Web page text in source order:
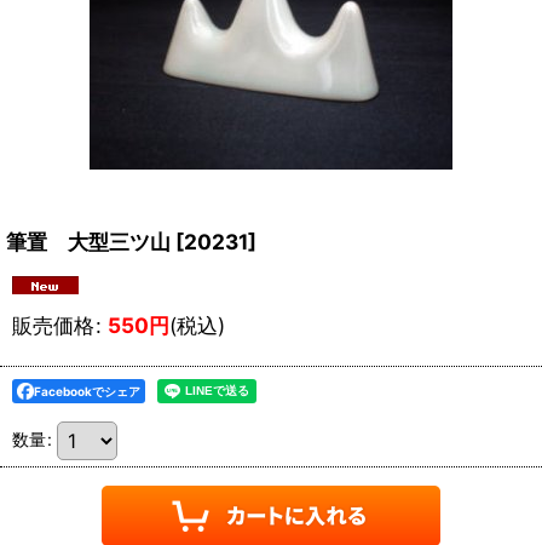
筆置 大型三ツ山 [20231]
販売価格: 550円(税込)
Facebookでシェア
数量: